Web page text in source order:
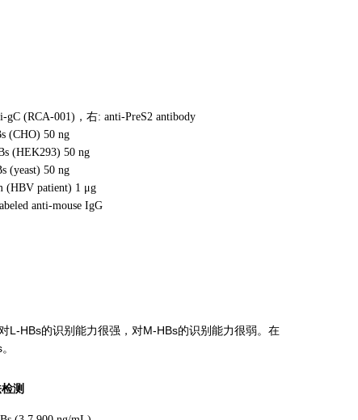
gC (RCA-001)， 右: anti-PreS2 antibody
(CHO) 50 ng
(HEK293) 50 ng
(yeast) 50 ng
(HBV patient) 1 μg
anti-mouse IgG
L-HBs的识别能力很强，对M-HBs的识别能力很弱。在
测